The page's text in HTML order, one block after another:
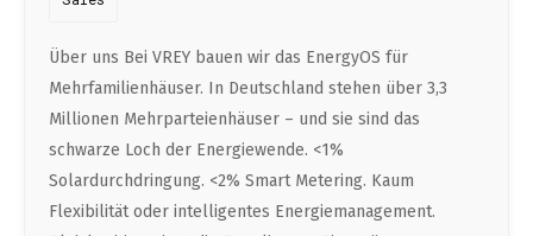
Über uns Bei VREY bauen wir das EnergyOS für
Mehrfamilienhäuser. In Deutschland stehen über 3,3
Millionen Mehrparteienhäuser – und sie sind das
schwarze Loch der Energiewende. <1%
Solardurchdringung. <2% Smart Metering. Kaum
Flexibilität oder intelligentes Energiemanagement.